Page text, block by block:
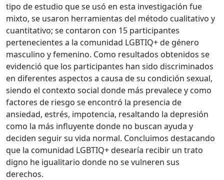
tipo de estudio que se usó en esta investigación fue
mixto, se usaron herramientas del método cualitativo y
cuantitativo; se contaron con 15 participantes
pertenecientes a la comunidad LGBTIQ+ de género
masculino y femenino. Como resultados obtenidos se
evidenció que los participantes han sido discriminados
en diferentes aspectos a causa de su condición sexual,
siendo el contexto social donde más prevalece y como
factores de riesgo se encontró la presencia de
ansiedad, estrés, impotencia, resaltando la depresión
como la más influyente donde no buscan ayuda y
deciden seguir su vida normal. Concluimos destacando
que la comunidad LGBTIQ+ desearía recibir un trato
digno he igualitario donde no se vulneren sus
derechos.